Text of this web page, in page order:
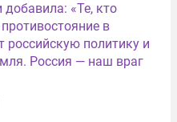
добавила: «Те, кто
в
российскую политику и
Россия — наш враг